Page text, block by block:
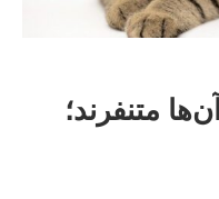
متنفرند؛